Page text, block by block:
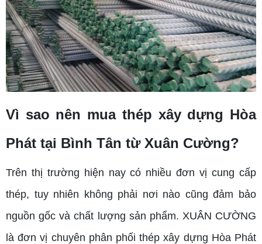
Vì sao nên mua thép xây dựng Hòa
Phát tại Bình Tân từ Xuân Cường?
Trên thị trường hiện nay có nhiều đơn vị cung cấp
thép, tuy nhiên không phải nơi nào cũng đảm bảo
nguồn gốc và chất lượng sản phẩm. XUÂN CƯỜNG
là đơn vị chuyên phân phối thép xây dựng Hòa Phát